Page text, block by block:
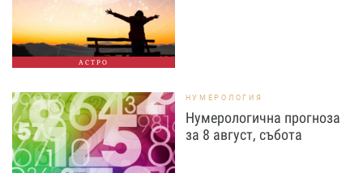
АСТРО
НУМЕРОЛОГИЯ
Нумерологична прогноза
за 8 август, събота